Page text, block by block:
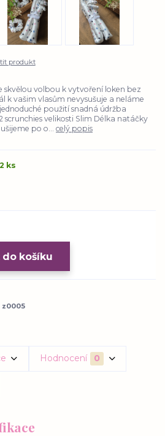
produkt
skvělou volbou k vytvoření loken bez
k vašim vlasům nevysušuje a neláme
použití snadná údržba
scrunchies velikosti Slim Délka natáčky
po o... celý popis
ks
do košíku
z0005
Hodnocení 0